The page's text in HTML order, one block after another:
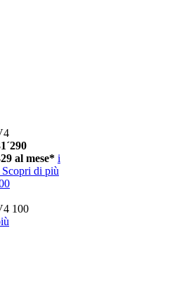
al mese* i
Scopri di più
100